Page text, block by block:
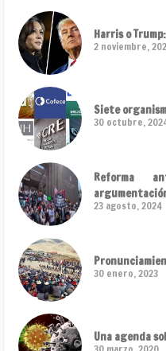
Harris o
2 noviembre,
Siete
30 octubre,
Reforma
23 agosto, 2024
30 enero, 2023
Una agenda